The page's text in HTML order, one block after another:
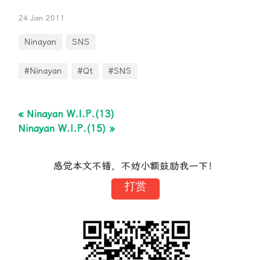
24 Jan 2011
Ninayan SNS
#Ninayan #Qt #SNS
« Ninayan W.I.P.(13)
Ninayan W.I.P.(15) »
感觉本文不错，不妨小额鼓励我一下！
打赏